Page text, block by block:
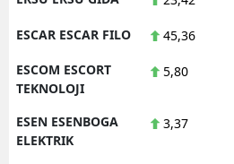
ESCAR ESCAR FILO 45,36
ESCOM ESCORT
TEKNOLOJI
5,80
ESEN ESENBOGA
ELEKTRIK
3,37